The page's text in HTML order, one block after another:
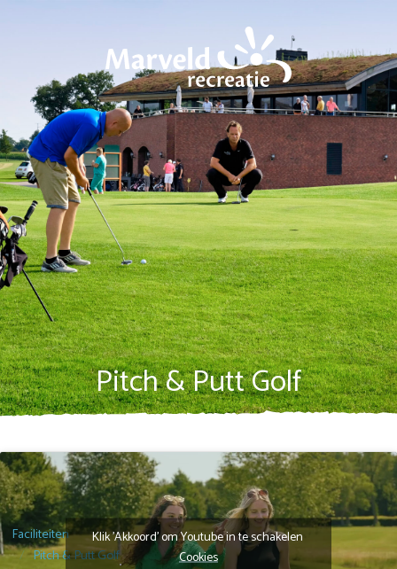
Pitch & Putt Golf
Faciliteiten
Pitch & Putt Golf
Klik 'Akkoord' om Youtube in te schakelen
Cookies